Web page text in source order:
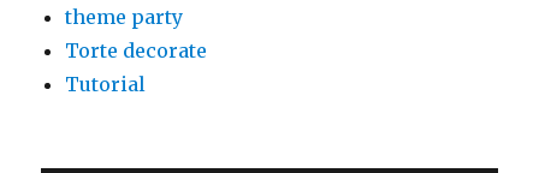
theme party
Torte decorate
Tutorial